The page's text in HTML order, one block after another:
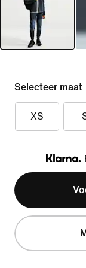
Selecteer maat
XS